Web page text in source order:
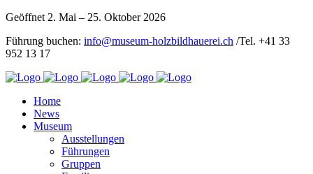
Geöffnet 2. Mai – 25. Oktober 2026
Führung buchen: info@museum-holzbildhauerei.ch /Tel. +41 33
952 13 17
Home
News
Museum
Ausstellungen
Führungen
Gruppen